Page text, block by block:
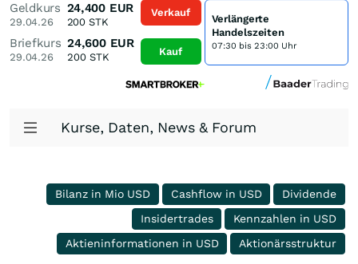
Geldkurs
29.04.26
24,400 EUR
200 STK
Briefkurs
29.04.26
24,600 EUR
200STK
Verkauf
Kauf
Verlängerte
Handelszeiten
07:30 bis 23:00 Uhr
Kurse, Daten, News & Forum
Bilanz in Mio USD Cashflow in USD
Dividende
Insidertrades
Kennzahlen in USD
Aktieninformationen in USD
Aktionärsstruktur